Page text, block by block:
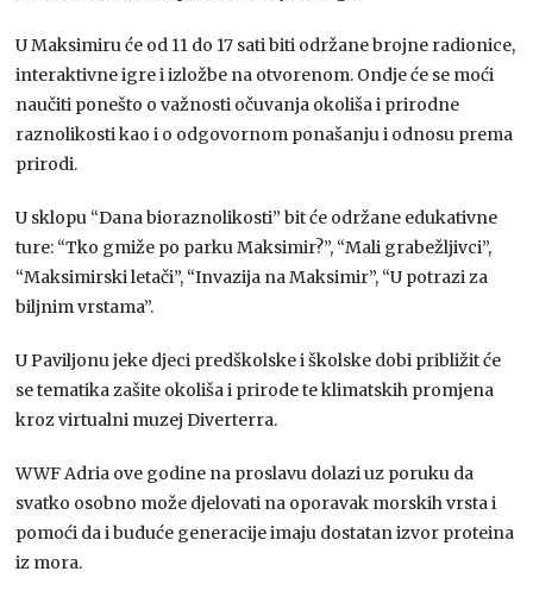
U Maksimiru će od 11 do 17 sati biti održane brojne radionice,
interaktivne igre i izložbe na otvorenom. Ondje će se moći
naučiti ponešto o važnosti očuvanja okoliša i prirodne
raznolikosti kao i o odgovornom ponašanju i odnosu prema
prirodi.
U sklopu “Dana bioraznolikosti” bit će održane edukativne
ture: “Tko gmiže po parku Maksimir?”, “Mali grabežljivci”,
“Maksimirski letači”, “Invazija na Maksimir”, “U potrazi za
biljnim vrstama”.
U Paviljonu jeke djeci predškolske i školske dobi približit će
se tematika zašite okoliša i prirode te klimatskih promjena
kroz virtualni muzej Diverterra.
WWF Adria ove godine na proslavu dolazi uz poruku da
svatko osobno može djelovati na oporavak morskih vrsta i
pomoći da i buduće generacije imaju dostatan izvor proteina
iz mora.